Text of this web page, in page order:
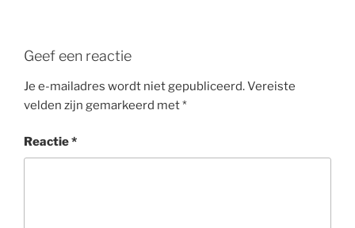
Geef een reactie
Je e-mailadres wordt niet gepubliceerd.Vereiste
velden zijn gemarkeerd met*
Reactie*